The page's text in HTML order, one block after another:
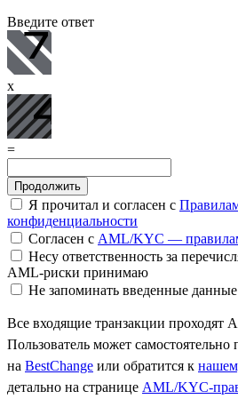
Введите ответ
x
=
Я прочитал и согласен с
конфиденциальности
Согласен с AML/KYC —
Несу ответственность за
AML-риски принимаю
Не запоминать введенные данные
Все входящие транзакции проходят
Пользователь может самостоятельно
на BestChange или обратится к
детально на странице AML/KYC-